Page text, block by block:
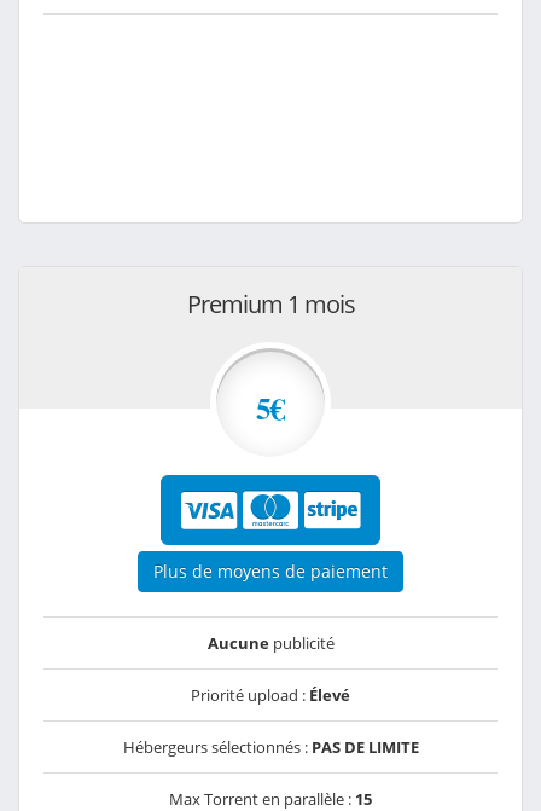
Premium 1 mois
5€
Plus de moyens de paiement
Aucunepublicité
Priorité upload : Élevé
Hébergeurs sélectionnés : PAS DE LIMITE
Max Torrent en parallèle : 15